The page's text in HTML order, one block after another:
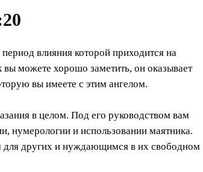
влияния которой приходится на
можете хорошо заметить, он оказывает
вы имеете с этим ангелом.
в целом. Под его руководством вам
нумерологии и использовании маятника.
для других и нуждающимся в их свободном